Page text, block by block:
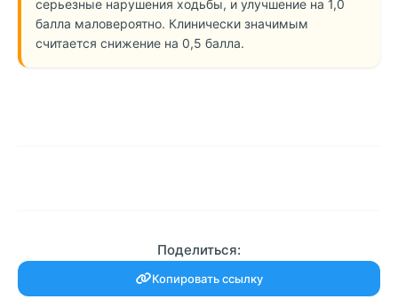
серьезные нарушения ходьбы, и улучшение на 1,0
балла маловероятно. Клинически значимым
считается снижение на 0,5 балла.
Поделиться:
Копировать ссылку